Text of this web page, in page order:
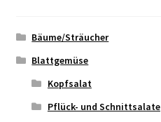
Bäume/Sträucher
Blattgemüse
Kopfsalat
Pflück- und Schnittsalate